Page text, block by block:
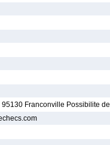
Franconville Possibilite